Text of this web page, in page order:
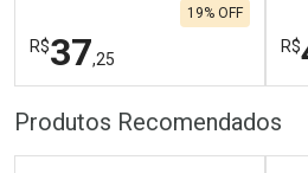
R$37,25
19% OFF
R$
Produtos Recomendados